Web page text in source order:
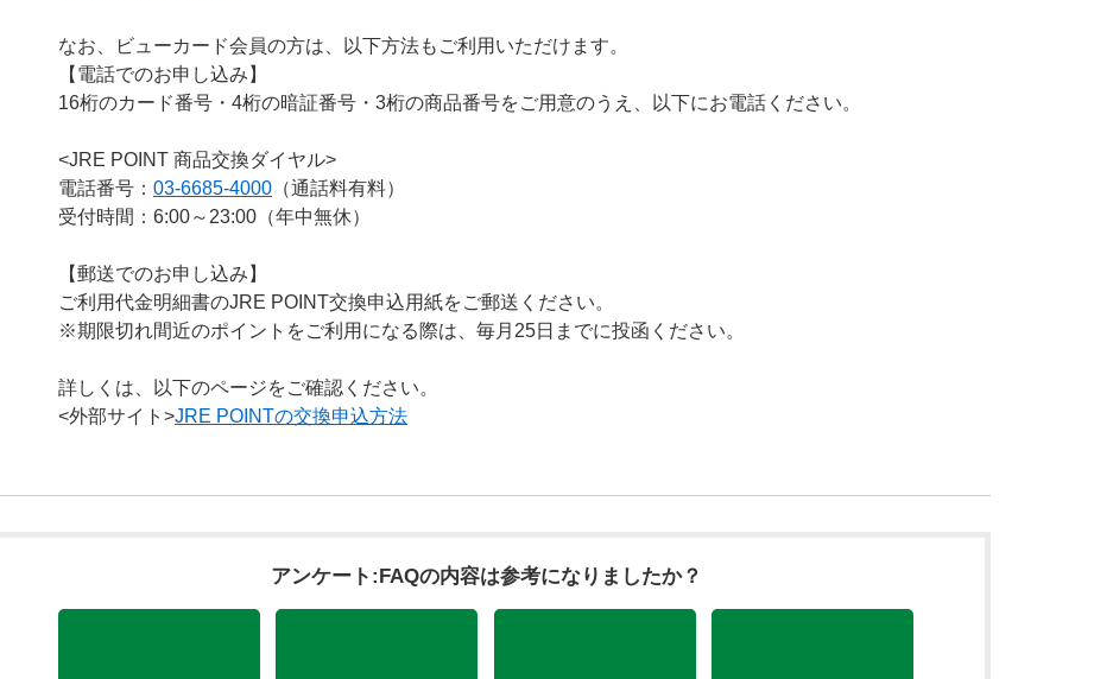
なお、ビューカード会員の方は、以下方法もご利用いただけます。
【電話でのお申し込み】
16桁のカード番号・4桁の暗証番号・3桁の商品番号をご用意のうえ、以下にお電話ください。
<JRE POINT 商品交換ダイヤル>
電話番号： 03-6685-4000 （通話料有料）
受付時間：6:00～23:00（年中無休）
【郵送でのお申し込み】
ご利用代金明細書のJRE POINT交換申込用紙をご郵送ください。
※期限切れ間近のポイントをご利用になる際は、毎月25日までに投函ください。
詳しくは、以下のページをご確認ください。
<外部サイト>JRE POINTの交換申込方法
アンケート:FAQの内容は参考になりましたか？